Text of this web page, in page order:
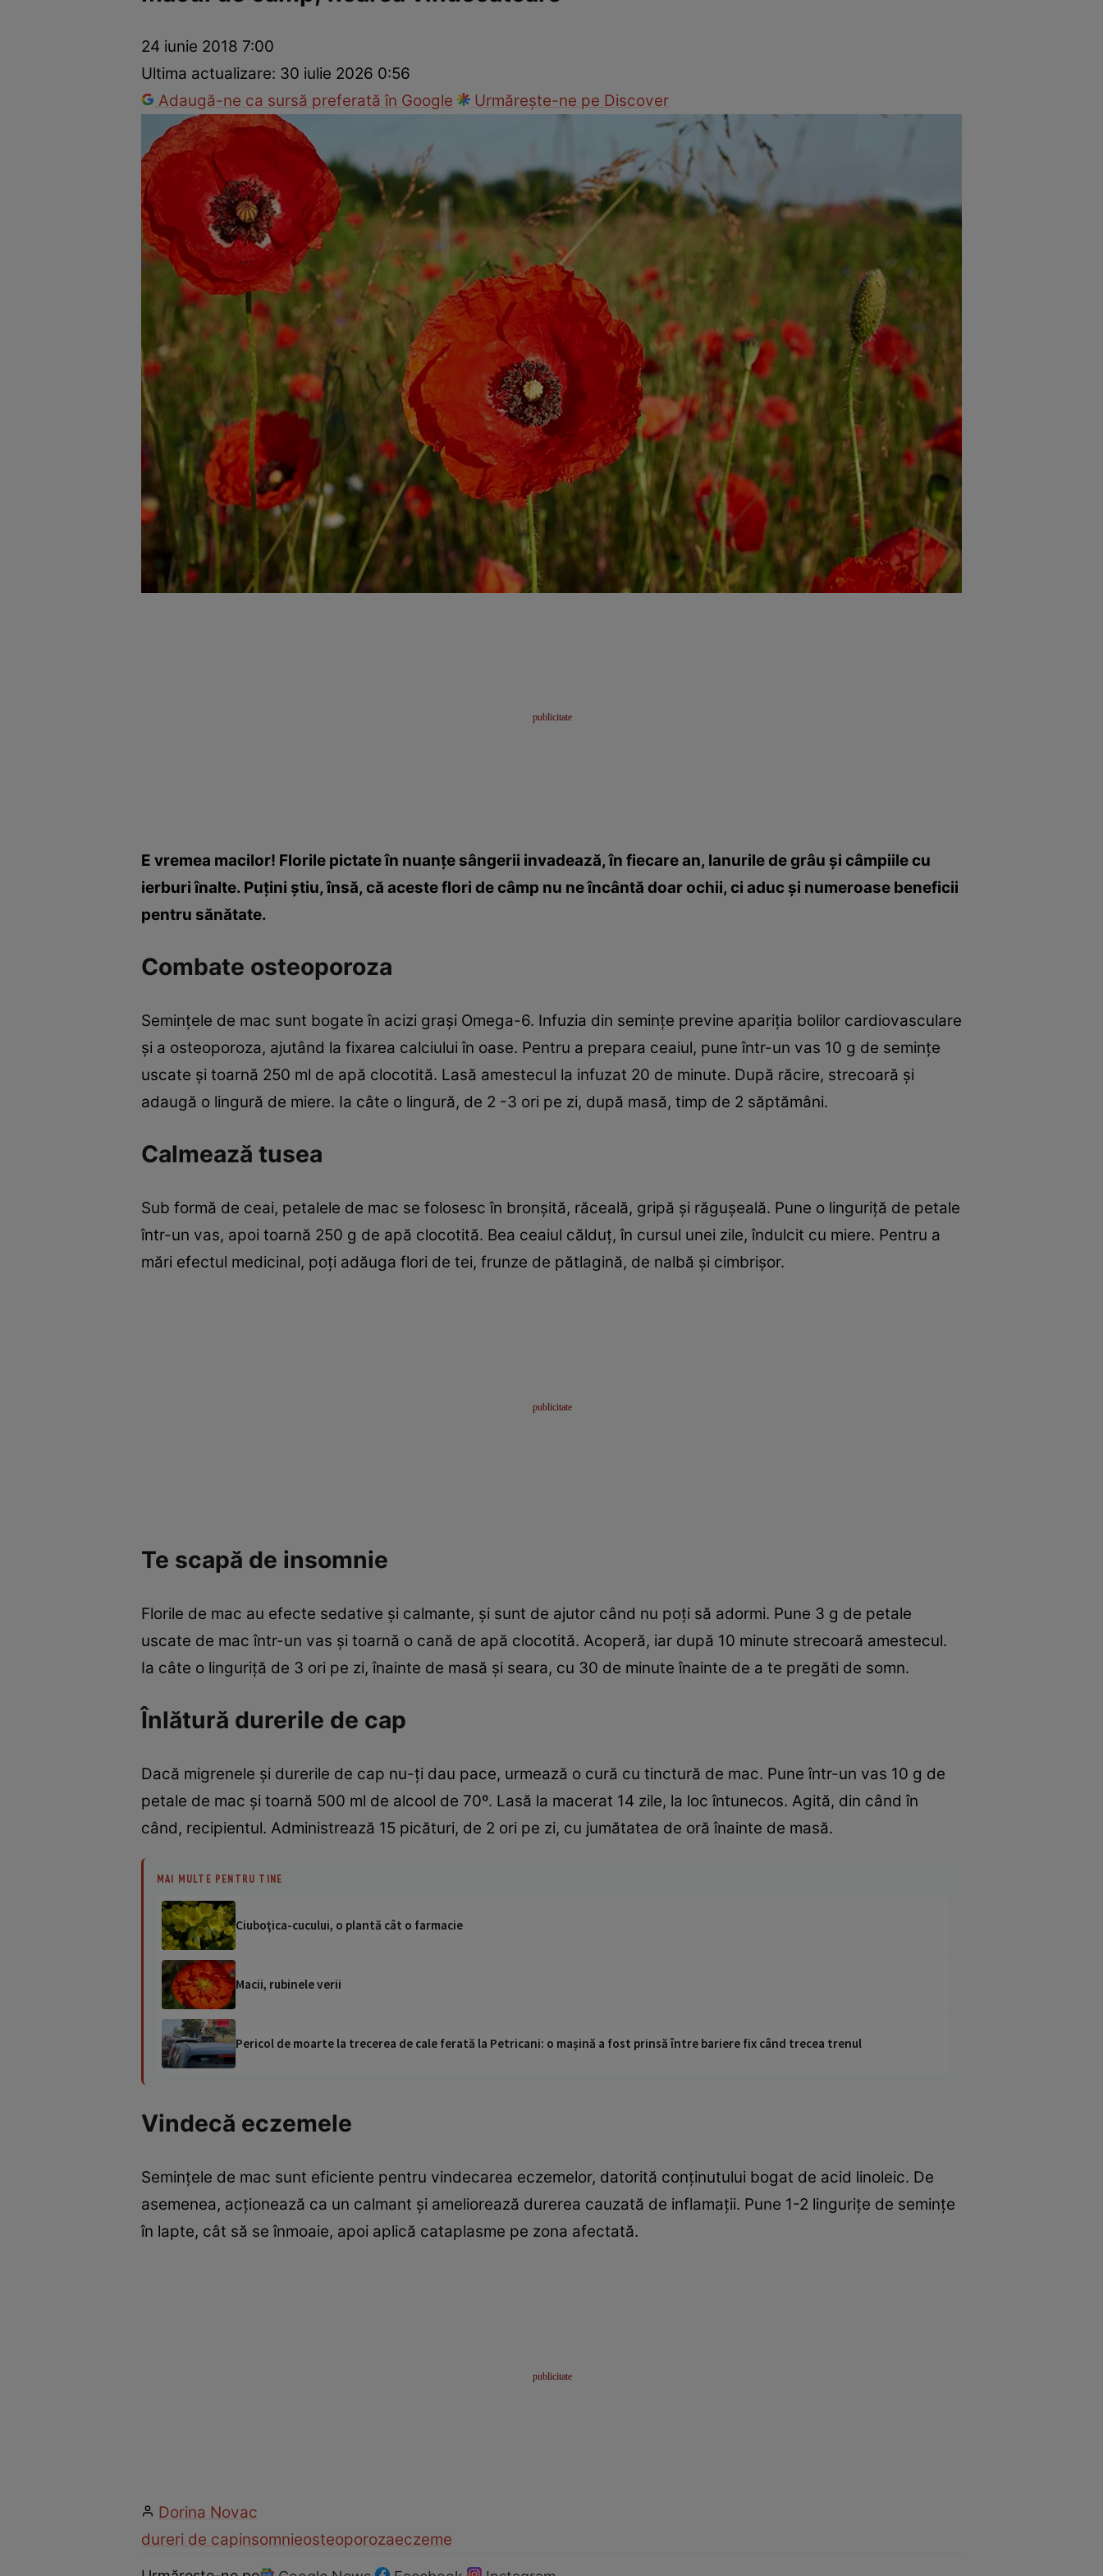
Dezvoltare personalăÎngrijire personalăCasă și grădină
24 iunie 2018 7:00
Ultima actualizare: 30 iulie 2026 0:56
Adaugă-ne ca sursă preferată în Google
Urmărește-ne pe Discover
E vremea macilor! Florile pictate în nuanţe sângerii invadează, în fiecare an, lanurile de grâu şi câmpiile cu
ierburi înalte. Puţini ştiu, însă, că aceste flori de câmp nu ne încântă doar ochii, ci aduc şi numeroase beneficii
pentru sănătate.
Combate osteoporoza
Seminţele de mac sunt bogate în acizi graşi Omega-6. Infuzia din seminţe previne apariţia bolilor cardiovasculare
şi a osteoporoza, ajutând la fixarea calciului în oase. Pentru a prepara ceaiul, pune într-un vas 10 g de seminţe
uscate şi toarnă 250 ml de apă clocotită. Lasă amestecul la infuzat 20 de minute. După răcire, strecoară şi
adaugă o lingură de miere. Ia câte o lingură, de 2 -3 ori pe zi, după masă, timp de 2 săptămâni.
Calmează tusea
Sub formă de ceai, petalele de mac se folosesc în bronşită, răceală, gripă şi răguşeală. Pune o linguriţă de petale
într-un vas, apoi toarnă 250 g de apă clocotită. Bea ceaiul călduţ, în cursul unei zile, îndulcit cu miere. Pentru a
mări efectul medicinal, poţi adăuga flori de tei, frunze de pătlagină, de nalbă şi cimbrişor.
Te scapă de insomnie
Florile de mac au efecte sedative şi calmante, şi sunt de ajutor când nu poţi să adormi. Pune 3 g de petale
uscate de mac într-un vas şi toarnă o cană de apă clocotită. Acoperă, iar după 10 minute strecoară amestecul.
Ia câte o linguriţă de 3 ori pe zi, înainte de masă şi seara, cu 30 de minute înainte de a te pregăti de somn.
Înlătură durerile de cap
Dacă migrenele şi durerile de cap nu-ţi dau pace, urmează o cură cu tinctură de mac. Pune într-un vas 10 g de
petale de mac şi toarnă 500 ml de alcool de 70º. Lasă la macerat 14 zile, la loc întunecos. Agită, din când în
când, recipientul. Administrează 15 picături, de 2 ori pe zi, cu jumătatea de oră înainte de masă.
MAI MULTE PENTRU TINE
Ciuboţica-cucului, o plantă cât o farmacie
Macii, rubinele verii
Pericol de moarte la trecerea de cale ferată la Petricani: o mașină a fost prinsă între bariere fix când trecea trenul
Vindecă eczemele
Seminţele de mac sunt eficiente pentru vindecarea eczemelor, datorită conţinutului bogat de acid linoleic. De
asemenea, acţionează ca un calmant şi ameliorează durerea cauzată de inflamaţii. Pune 1-2 linguriţe de seminţe
în lapte, cât să se înmoaie, apoi aplică cataplasme pe zona afectată.
Dorina Novac
dureri de capinsomnieosteoporozaeczeme